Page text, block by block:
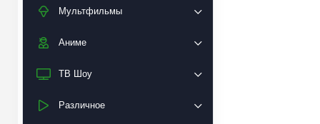
Мультфильмы
Аниме
ТВ Шоу
Различное